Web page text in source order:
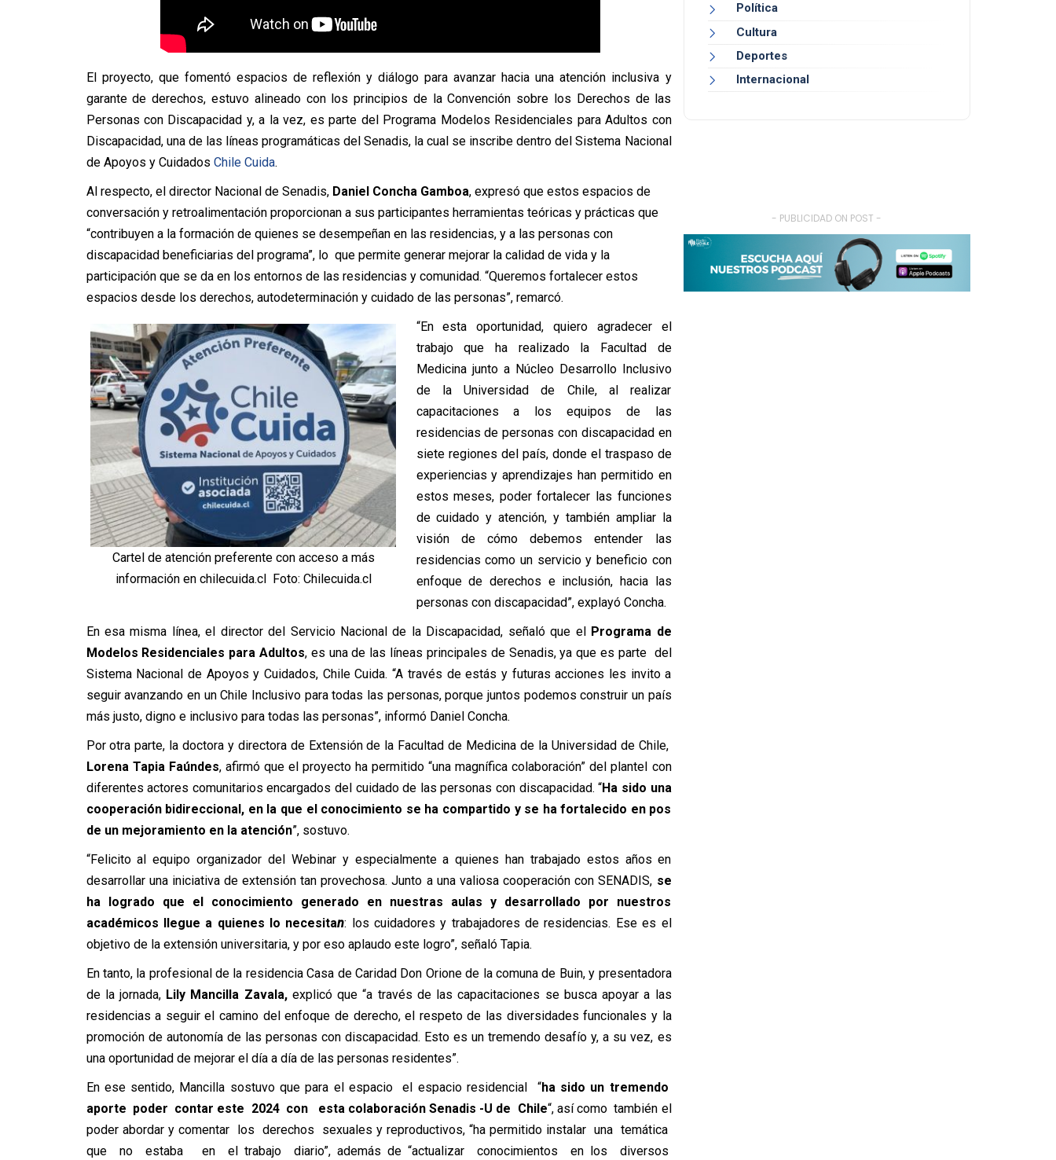
El proyecto, que fomentó espacios de reflexión y diálogo para avanzar hacia una atención inclusiva y
garante de derechos, estuvo alineado con los principios de la Convención sobre los Derechos de las
Personas con Discapacidad y, a la vez, es parte del Programa Modelos Residenciales para Adultos con
Discapacidad, una de las líneas programáticas del Senadis, la cual se inscribe dentro del Sistema Nacional
de Apoyos y Cuidados Chile Cuida.
Al respecto, el director Nacional de Senadis, Daniel Concha Gamboa, expresó que estos espacios de
conversación y retroalimentación proporcionan a sus participantes herramientas teóricas y prácticas que
“contribuyen a la formación de quienes se desempeñan en las residencias, y a las personas con
discapacidad beneficiarias del programa”, lo que permite generar mejorar la calidad de vida y la
participación que se da en los entornos de las residencias y comunidad. “Queremos fortalecer estos
espacios desde los derechos, autodeterminación y cuidado de las personas”, remarcó.
Cartel de atención preferente con acceso a más
información en chilecuida.cl Foto: Chilecuida.cl
“En esta oportunidad, quiero agradecer el
trabajo que ha realizado la Facultad de
Medicina junto a Núcleo Desarrollo Inclusivo
de la Universidad de Chile, al realizar
capacitaciones a los equipos de las
residencias de personas con discapacidad en
siete regiones del país, donde el traspaso de
experiencias y aprendizajes han permitido en
estos meses, poder fortalecer las funciones
de cuidado y atención, y también ampliar la
visión de cómo debemos entender las
residencias como un servicio y beneficio con
enfoque de derechos e inclusión, hacia las
personas con discapacidad”, explayó Concha.
En esa misma línea, el director del Servicio Nacional de la Discapacidad, señaló que el Programa de
Modelos Residenciales para Adultos, es una de las líneas principales de Senadis, ya que es parte del
Sistema Nacional de Apoyos y Cuidados, Chile Cuida. “A través de estás y futuras acciones les invito a
seguir avanzando en un Chile Inclusivo para todas las personas, porque juntos podemos construir un país
más justo, digno e inclusivo para todas las personas”, informó Daniel Concha.
Por otra parte, la doctora y directora de Extensión de la Facultad de Medicina de la Universidad de Chile,
Lorena Tapia Faúndes, afirmó que el proyecto ha permitido “una magnífica colaboración” del plantel con
diferentes actores comunitarios encargados del cuidado de las personas con discapacidad. “Ha sido una
cooperación bidireccional, en la que el conocimiento se ha compartido y se ha fortalecido en pos
de un mejoramiento en la atención”, sostuvo.
“Felicito al equipo organizador del Webinar y especialmente a quienes han trabajado estos años en
desarrollar una iniciativa de extensión tan provechosa. Junto a una valiosa cooperación con SENADIS, se
ha logrado que el conocimiento generado en nuestras aulas y desarrollado por nuestros
académicos llegue a quienes lo necesitan: los cuidadores y trabajadores de residencias. Ese es el
objetivo de la extensión universitaria, y por eso aplaudo este logro”, señaló Tapia.
En tanto, la profesional de la residencia Casa de Caridad Don Orione de la comuna de Buin, y presentadora
de la jornada, Lily Mancilla Zavala,explicó que “a través de las capacitaciones se busca apoyar a las
residencias a seguir el camino del enfoque de derecho, el respeto de las diversidades funcionales y la
promoción de autonomía de las personas con discapacidad. Esto es un tremendo desafío y, a su vez, es
una oportunidad de mejorar el día a día de las personas residentes”.
En ese sentido, Mancilla sostuvo que para el espacio el espacio residencial “ha sido un tremendo
aporte poder contar este 2024 con esta colaboración Senadis -U de Chile“, así como también el
poder abordar y comentar los derechos sexuales y reproductivos, “ha permitido instalar una temática
que no estaba en el trabajo diario”, además de “actualizar conocimientos en los diversos
Política
Cultura
Deportes
Internacional
- PUBLICIDAD ON POST -